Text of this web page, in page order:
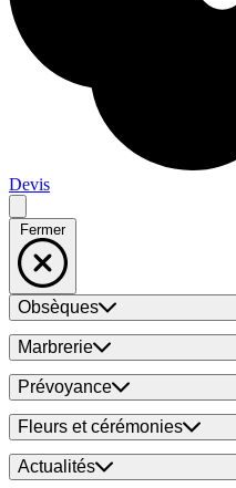
Devis
Fermer
Obsèques
Marbrerie
Prévoyance
Fleurs et cérémonies
Actualités